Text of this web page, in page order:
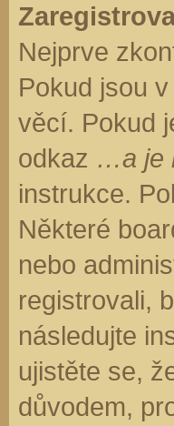
Nejprve
Pokud jsou
věcí. Pokud
odkaz …a je
instrukce.
Některé
nebo
registrovali,
následujte
ujistěte se,
důvodem,